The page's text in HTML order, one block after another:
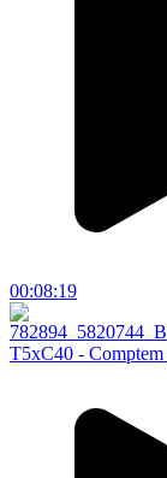
00:08:19
T5xC40 - Comptem